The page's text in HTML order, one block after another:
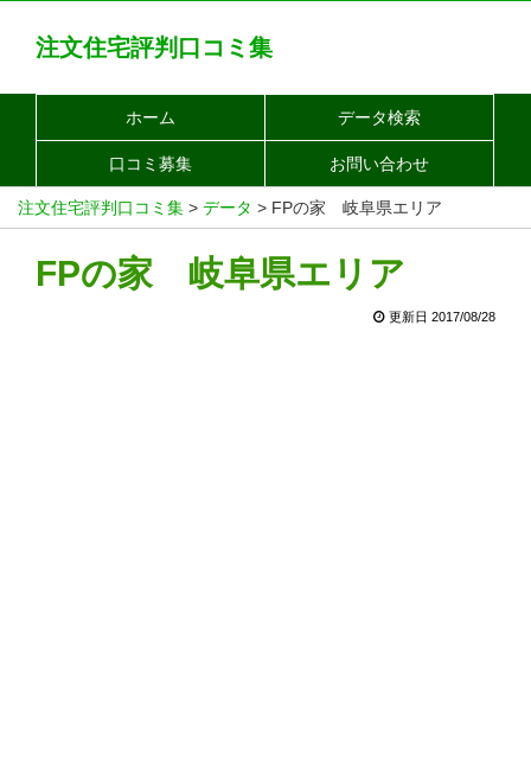
注文住宅評判口コミ集
ホーム データ検索
口コミ募集 お問い合わせ
注文住宅評判口コミ集 > データ > FPの家 岐阜県エリア
FPの家 岐阜県エリア
更新日 2017/08/28